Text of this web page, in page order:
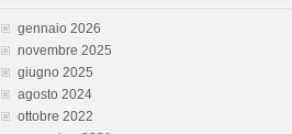
gennaio 2026
novembre 2025
giugno 2025
agosto 2024
ottobre 2022